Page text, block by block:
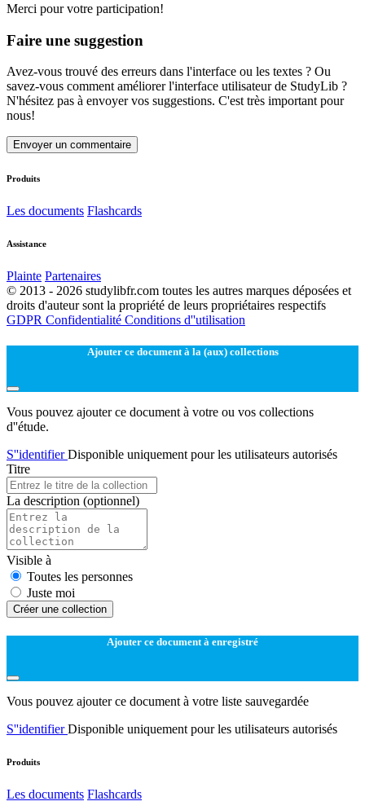
Merci pour votre participation!
Faire une suggestion
Avez-vous trouvé des erreurs dans l'interface ou les textes ? Ou
savez-vous comment améliorer l'interface utilisateur de StudyLib ?
N'hésitez pas à envoyer vos suggestions. C'est très important pour
nous!
Envoyer un commentaire
Produits
Les documents Flashcards
Assistance
Plainte Partenaires
© 2013 - 2026 studylibfr.com toutes les autres marques déposées et
droits d'auteur sont la propriété de leurs propriétaires respectifs
GDPR Confidentialité Conditions d''utilisation
Ajouter ce document à la (aux) collections
Vous pouvez ajouter ce document à votre ou vos collections
d''étude.
S''identifierDisponible uniquement pour les utilisateurs autorisés
Titre
La description (optionnel)
Visible à
Toutes les personnes
Juste moi
Créer une collection
Ajouter ce document à enregistré
Vous pouvez ajouter ce document à votre liste sauvegardée
S''identifierDisponible uniquement pour les utilisateurs autorisés
Produits
Les documents Flashcards